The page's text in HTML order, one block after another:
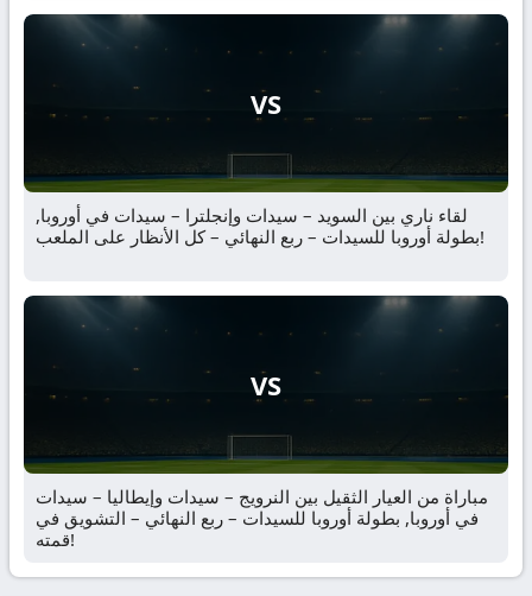
VS
لقاء ناري بين السويد – سيدات وإنجلترا – سيدات في أوروبا,
بطولة أوروبا للسيدات – ربع النهائي – كل الأنظار على الملعب!
VS
مباراة من العيار الثقيل بين النرويج – سيدات وإيطاليا – سيدات
في أوروبا, بطولة أوروبا للسيدات – ربع النهائي – التشويق في
قمته!